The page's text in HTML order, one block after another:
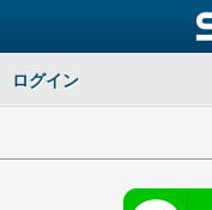
ログイン